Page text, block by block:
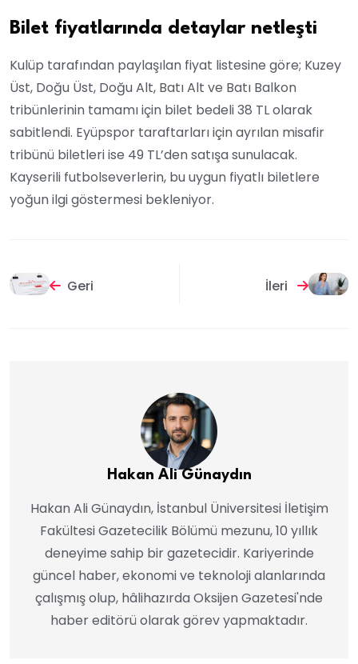
Bilet fiyatlarında detaylar netleşti
Kulüp tarafından paylaşılan fiyat listesine göre; Kuzey
Üst, Doğu Üst, Doğu Alt, Batı Alt ve Batı Balkon
tribünlerinin tamamı için bilet bedeli 38 TL olarak
sabitlendi. Eyüpspor taraftarları için ayrılan misafir
tribünü biletleri ise 49 TL’den satışa sunulacak.
Kayserili futbolseverlerin, bu uygun fiyatlı biletlere
yoğun ilgi göstermesi bekleniyor.
Geri İleri
Hakan Ali Günaydın
Hakan Ali Günaydın, İstanbul Üniversitesi İletişim
Fakültesi Gazetecilik Bölümü mezunu, 10 yıllık
deneyime sahip bir gazetecidir. Kariyerinde
güncel haber, ekonomi ve teknoloji alanlarında
çalışmış olup, hâlihazırda Oksijen Gazetesi'nde
haber editörü olarak görev yapmaktadır.